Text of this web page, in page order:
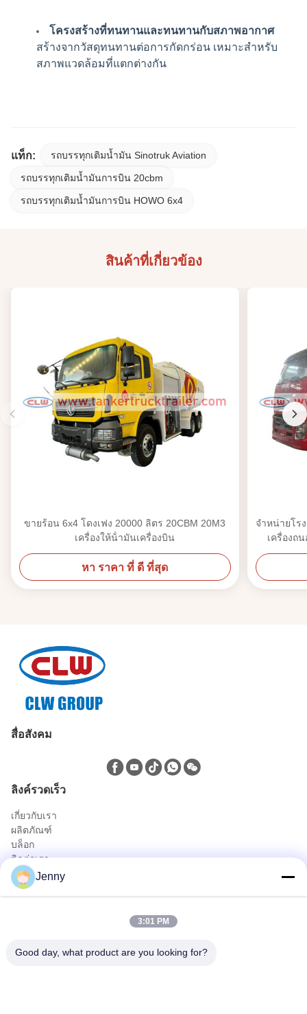
โครงสร้างที่ทนทานและทนทานกับสภาพอากาศ
สร้างจากวัสดุทนทานต่อการกัดกร่อน เหมาะสําหรับ
สภาพแวดล้อมที่แตกต่างกัน
แท็ก: รถบรรทุกเติมน้ำมัน Sinotruk Aviation
รถบรรทุกเติมน้ำมันการบิน 20cbm
รถบรรทุกเติมน้ำมันการบิน HOWO 6x4
สินค้าที่เกี่ยวข้อง
ขายร้อน 6x4 โดงเฟง 20000 ลิตร 20CBM 20M3
เครื่องให้น้ํามันเครื่องบิน
หา ราคา ที่ ดี ที่สุด
จําหน่ายโร
เครื่องถ
สื่อสังคม
ลิงค์รวดเร็ว
เกี่ยวกับเรา
ผลิตภัณฑ์
บล็อก
ติดต่อเรา
ผลิตภัณฑ์
รถบรรทุกน้ำมันและแก๊ส
รถบรรทุกก่อสร้าง
Jenny
3:01 PM
Good day, what product are you looking for?